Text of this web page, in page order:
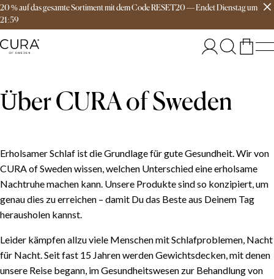
20 % auf das gesamte Sortiment mit dem Code RESET20—EndetDienstagum
21:59
Über CURA of Sweden
Erholsamer Schlaf ist die Grundlage für gute Gesundheit. Wir von
CURA of Sweden wissen, welchen Unterschied eine erholsame
Nachtruhe machen kann. Unsere Produkte sind so konzipiert, um
genau dies zu erreichen – damit Du das Beste aus Deinem Tag
herausholen kannst.
Leider kämpfen allzu viele Menschen mit Schlafproblemen, Nacht
für Nacht. Seit fast 15 Jahren werden Gewichtsdecken, mit denen
unsere Reise begann, im Gesundheitswesen zur Behandlung von